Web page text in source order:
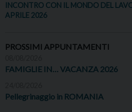
INCONTRO CON IL MONDO DEL
APRILE 2026
PROSSIMI APPUNTAMENTI
FAMIGLIE IN… VACANZA 2026
Pellegrinaggio in ROMANIA